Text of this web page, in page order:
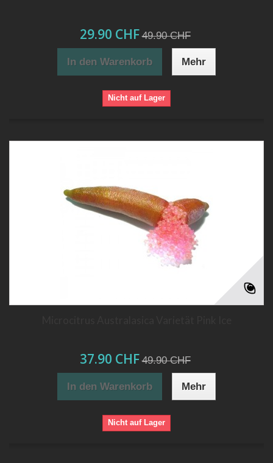
29.90 CHF 49.90 CHF
In den Warenkorb Mehr
Nicht auf Lager
37.90 CHF 49.90 CHF
In den Warenkorb Mehr
Nicht auf Lager